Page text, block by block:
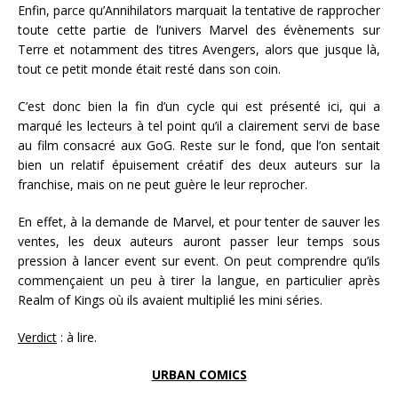
Enfin, parce qu’Annihilatorsmarquait la tentative de rapprocher
toute cette partie de l’univers Marvel des évènements sur
Terre et notamment des titres Avengers, alors que jusque là,
tout ce petit monde était resté dans son coin.
C’est donc bien la fin d’un cycle qui est présenté ici, qui a
marqué les lecteurs à tel point qu’il a clairement servi de base
au film consacré aux GoG. Reste sur le fond, que l’on sentait
bien un relatif épuisementcréatif des deux auteurs sur la
franchise, mais on ne peut guère le leur reprocher.
En effet, à la demande de Marvel, et pour tenter de sauver les
ventes, les deux auteurs auront passer leur temps sous
pression à lancer event sur event. On peut comprendre qu’ils
commençaient un peu à tirer la langue, en particulier après
Realm of Kings où ils avaient multiplié les mini séries.
Verdict : à lire.
URBAN COMICS